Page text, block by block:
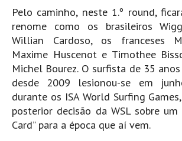
Pelo caminho, neste 1.º round,
renome como os brasileiros
Willian Cardoso, os franceses
Maxime Huscenot e Timothee
Michel Bourez. O surfista de 35
desde 2009 lesionou-se em
durante os ISA World Surfing
posterior decisão da WSL sobre
Card” para a época que aí vem.